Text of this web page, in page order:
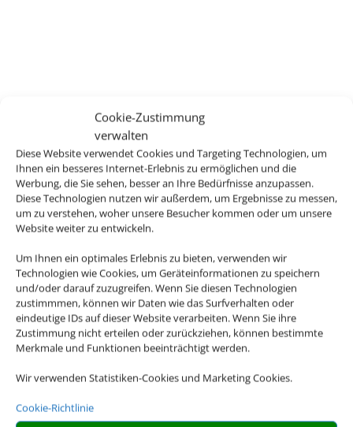
Cookie-Zustimmung
verwalten
Diese Website verwendet Cookies und Targeting Technologien, um
Ihnen ein besseres Internet-Erlebnis zu ermöglichen und die
Werbung, die Sie sehen, besser an Ihre Bedürfnisse anzupassen.
Diese Technologien nutzen wir außerdem, um Ergebnisse zu messen,
um zu verstehen, woher unsere Besucher kommen oder um unsere
Website weiter zu entwickeln.
Um Ihnen ein optimales Erlebnis zu bieten, verwenden wir
Technologien wie Cookies, um Geräteinformationen zu speichern
und/oder darauf zuzugreifen. Wenn Sie diesen Technologien
zustimmmen, können wir Daten wie das Surfverhalten oder
eindeutige IDs auf dieser Website verarbeiten. Wenn Sie ihre
Zustimmung nicht erteilen oder zurückziehen, können bestimmte
Merkmale und Funktionen beeinträchtigt werden.
Wir verwenden Statistiken-Cookies und Marketing Cookies.
Cookie-Richtlinie
Delphin Holiday -
Reisebüro
Buchen Sie Ihre nächste Reise.